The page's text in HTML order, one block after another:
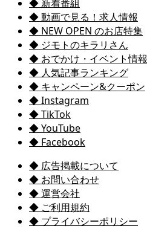
◆ 新着番組
◆ 動画で見る！求人情報
◆ NEW OPEN のお店特集
◆ ジモトのキラリさん
◆ おでかけ・イベント情報
◆ 人気記事ランキング
◆ キャンペーン&クーポン
◆ Instagram
◆ TikTok
◆ YouTube
◆ Facebook
◆ 広告掲載について
◆ お問い合わせ
◆ 運営会社
◆ ご利用規約
◆ プライバシーポリシー